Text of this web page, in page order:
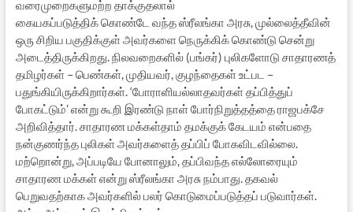
வரைமுறைகளுமற்ற தாக்குதலால்
கையகப்படுத்திக் கொண்டே வந்த ஸ்ரீலங்கா அரசு, முல்லைத்தீவின்
ஒரு சிறிய பகுதிக்குள் அவர்களை நெருக்கிக் கொண்டு சென்று
அடைத்திருக்கிறது. நிலவறைகளில் (பங்கர்) புலிகளோடு சாதாரணத்
தமிழர்கள் – பெண்கள், முதியவர், குழந்தைகள் உட்பட –
பதுங்கியிருக்கிறார்கள். ‘போராளியல்லாதவர்கள் தப்பித்துப்
போகட்டும்’ என்று கூறி இரண்டு நாள் போர்நிறுத்தத்தை ராஜபக்சே
அறிவித்தார். சாதாரண மக்கள்தாம் தமக்குக் கேடயம் என்பதை
நன்குணர்ந்த புலிகள் அவர்களைத் தப்பிப் போகவிடவில்லை.
மற்றொன்று, அப்படியே போனாலும், தப்பிவந்த எல்லோரையும்
சாதாரண மக்கள் என்று ஸ்ரீலங்கா அரசு நம்பாது. தகவல்
பெறுவதற்காக அவர்களில் பலர் கொடுமைப்படுத்தப் படுவார்கள்.